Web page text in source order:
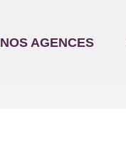
NOS AGENCES